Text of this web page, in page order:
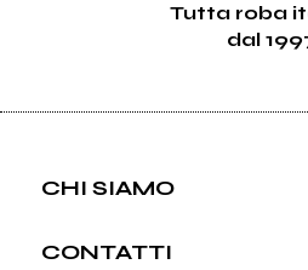
Tutta roba
dal
CHI SIAMO
CONTATTI